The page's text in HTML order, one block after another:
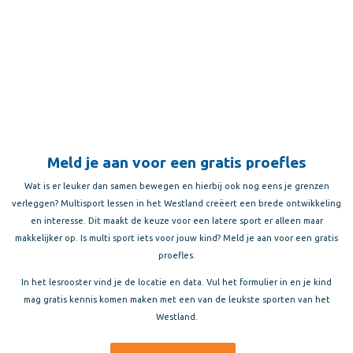
Meld je aan voor een gratis proefles
Wat is er leuker dan samen bewegen en hierbij ook nog eens je grenzen
verleggen? Multisport lessen in het Westland creëert een brede ontwikkeling
en interesse. Dit maakt de keuze voor een latere sport er alleen maar
makkelijker op. Is multi sport iets voor jouw kind? Meld je aan voor een gratis
proefles.
In het lesrooster vind je de locatie en data. Vul het formulier in en je kind
mag gratis kennis komen maken met een van de leukste sporten van het
Westland.